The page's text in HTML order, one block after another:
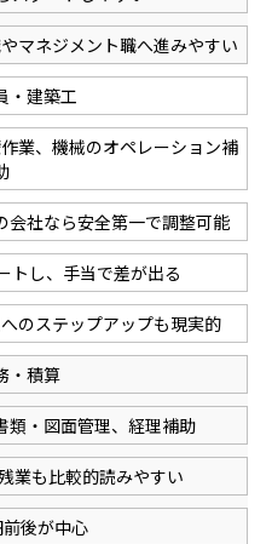
マネジメント職へ進みやすい
・建築工
業、機械のオペレーション補
会社なら安全第一で調整可能
トし、手当で差が出る
のステップアップも現実的
・積算
類・図面管理、経理補助
業も比較的読みやすい
後が中心